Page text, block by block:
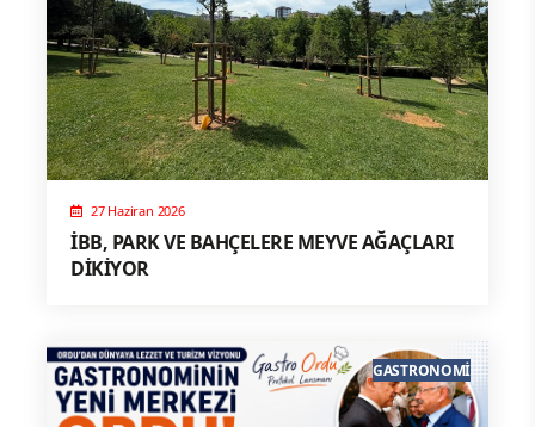
27 Haziran 2026
İBB, PARK VE BAHÇELERE MEYVE AĞAÇLARI
DİKİYOR
GASTRONOMI